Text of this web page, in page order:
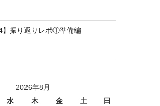
】振り返りレポ①準備編
2026年8月
水
木 金 土 日